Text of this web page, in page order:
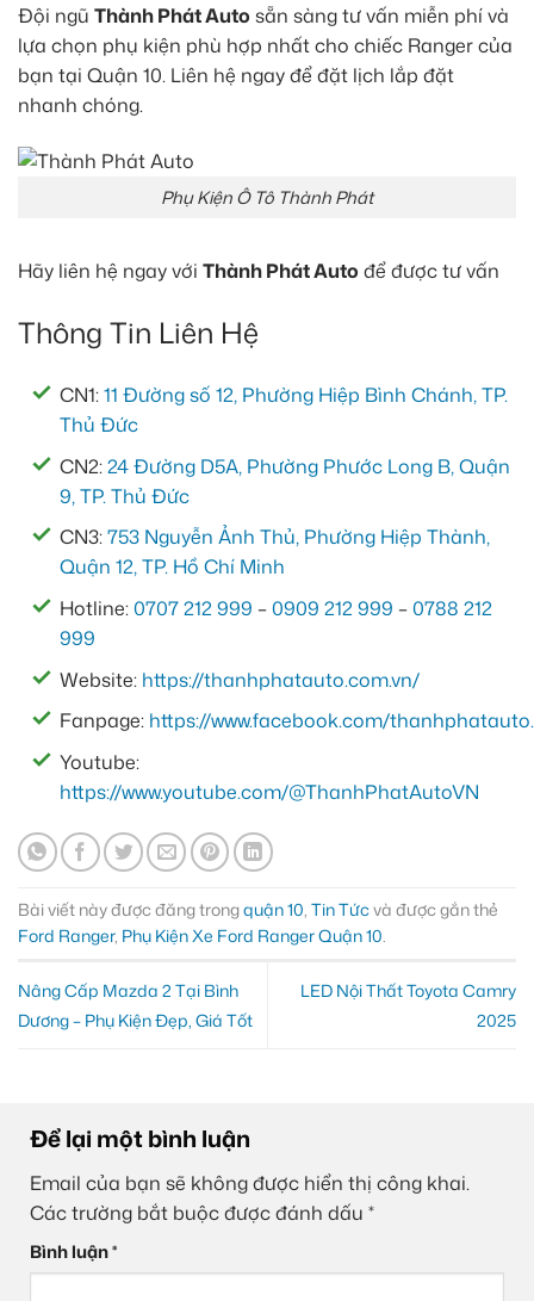
Đội ngũ Thành Phát Auto sẵn sàng tư vấn miễn phí và
lựa chọn phụ kiện phù hợp nhất cho chiếc Ranger của
bạn tại Quận 10. Liên hệ ngay để đặt lịch lắp đặt
nhanh chóng.
Phụ Kiện Ô Tô Thành Phát
Hãy liên hệ ngay với Thành Phát Auto để được tư vấn
Thông Tin Liên Hệ
CN1:11 Đường số 12, Phường Hiệp Bình Chánh, TP.
Thủ Đức
CN2:24 Đường D5A, Phường Phước Long B, Quận
9, TP. Thủ Đức
CN3:753 Nguyễn Ảnh Thủ, Phường Hiệp Thành,
Quận 12, TP. Hồ Chí Minh
Hotline:0707 212 999 –0909 212 999 –0788 212
999
Website: https://thanhphatauto.com.vn/
Fanpage: https://www.facebook.com/
Youtube:
https://www.youtube.com/@ThanhPhatAutoVN
Bài viết này được đăng trongquận 10 Tin Tứcvà được gắn thẻ
Ford Ranger, Phụ Kiện Xe Ford Ranger Quận 10
Nâng Cấp Mazda 2 Tại Bình
Dương – Phụ Kiện Đẹp, Giá Tốt
LED Nội Thất Toyota Camry
2025
Để lại một bình luận
Email của bạn sẽ không được hiển thị công khai.
Các trường bắt buộc được đánh dấu *
Bình luận*